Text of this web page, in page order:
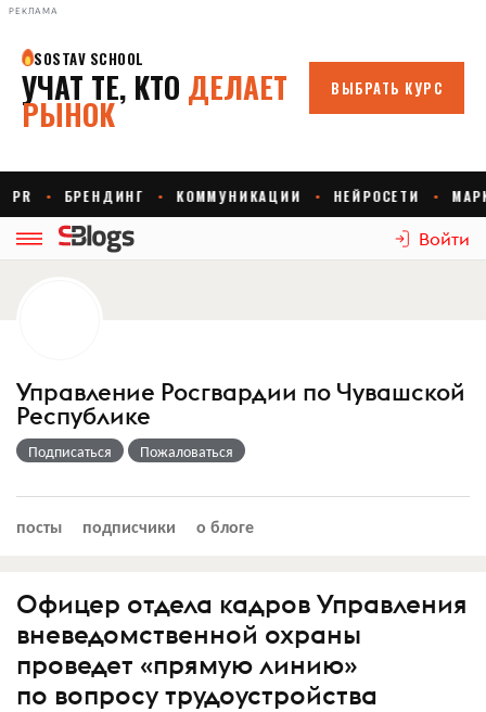
РЕКЛАМА
Войти
Управление Росгвардии по Чувашской
Республике
Подписаться Пожаловаться
посты подписчики о блоге
Офицер отдела кадров Управления
вневедомственной охраны
проведет «прямую линию»
по вопросу трудоустройства